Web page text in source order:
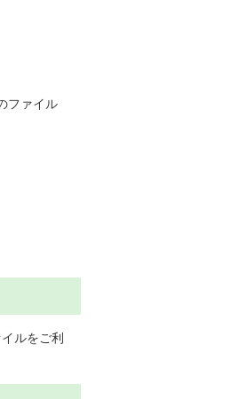
ファイル
ルをご利